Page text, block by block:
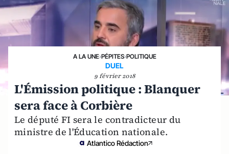
A LA UNE›PÉPITES›POLITIQUE
DUEL
9 février 2018
L'Émission politique : Blanquer
sera face à Corbière
Le député FI sera le contradicteur du
ministre de l'Éducation nationale.
Atlantico Rédaction